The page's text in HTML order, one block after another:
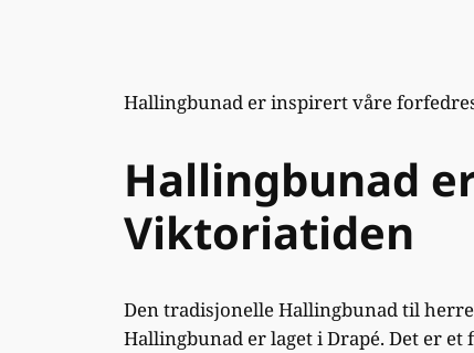
Hallingbunad er inspirert våre
Hallingbunad
Viktoriatiden
Den tradisjonelle Hallingbunad til
Hallingbunad er laget i Drapé. Det er